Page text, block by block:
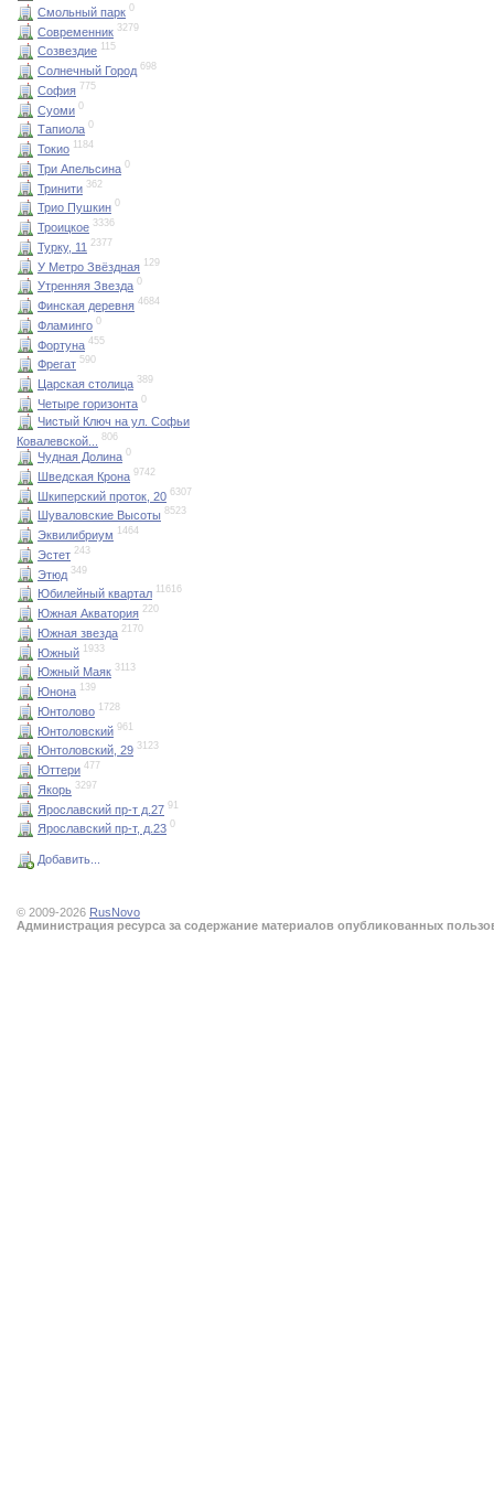
Смольный парк 0
Современник 3279
Созвездие 115
Солнечный Город 698
София 775
Суоми 0
Тапиола 0
Токио 1184
Три Апельсина 0
Тринити 362
Трио Пушкин 0
Троицкое 3336
Турку, 11 2377
У Метро Звёздная 129
Утренняя Звезда 0
Финская деревня 4684
Фламинго 0
Фортуна 455
Фрегат 590
Царская столица 389
Четыре горизонта 0
Чистый Ключ на ул. Софьи
Ковалевской...
806
Чудная Долина 0
Шведская Крона 9742
Шкиперский проток, 20 6307
Шуваловские Высоты 8523
Эквилибриум 1464
Эстет 243
Этюд 349
Юбилейный квартал 11616
Южная Акватория 220
Южная звезда 2170
Южный 1933
Южный Маяк 3113
Юнона 139
Юнтолово 1728
Юнтоловский 961
Юнтоловский, 29 3123
Юттери 477
Якорь 3297
Ярославский пр-т д.27 91
Ярославский пр-т, д.23 0
Добавить...
© 2009-2026 RusNovo
Администрация ресурса за содержание материалов опубликованных